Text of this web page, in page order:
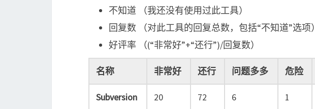
不知道 （我还没有使用过此工具）
回复数 （对此工具的回复总数，包括“不知道”选项）
好评率 （(“非常好”+“还行”)/回复数）
名称 非常好 还行 问题多多 危险
Subversion 20 72 6 1